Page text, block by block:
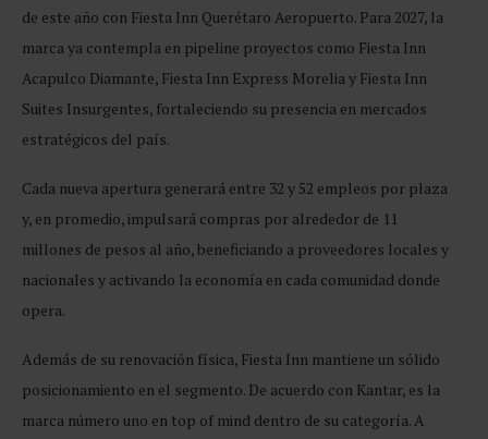
de este año con Fiesta Inn Querétaro Aeropuerto. Para 2027, la
marca ya contempla en pipeline proyectos como Fiesta Inn
Acapulco Diamante, Fiesta Inn Express Morelia y Fiesta Inn
Suites Insurgentes, fortaleciendo su presencia en mercados
estratégicos del país.
Cada nueva apertura generará entre 32 y 52 empleos por plaza
y, en promedio, impulsará compras por alrededor de 11
millones de pesos al año, beneficiando a proveedores locales y
nacionales y activando la economía en cada comunidad donde
opera.
Además de su renovación física, Fiesta Inn mantiene un sólido
posicionamiento en el segmento. De acuerdo con Kantar, es la
marca número uno en top of mind dentro de su categoría. A